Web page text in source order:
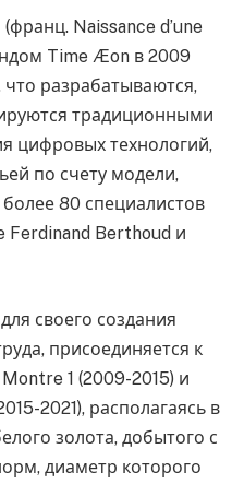
Naissance d’une
Time Æon в 2009
что разрабатываются,
традиционными
цифровых технологий,
по счету модели,
80 специалистов
Ferdinand Berthoud и
своего создания
присоединяется к
1 (2009-2015) и
2021), располагаясь в
золота, добытого с
диаметр которого